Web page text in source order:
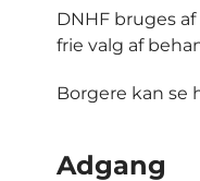
DNHF bruges
frie valg af
Borgere kan se
Adgang